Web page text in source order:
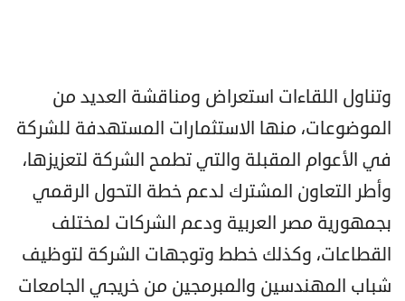
وتناول اللقاءات استعراض ومناقشة العديد من
الموضوعات، منها الاستثمارات المستهدفة للشركة
في الأعوام المقبلة والتي تطمح الشركة لتعزيزها،
وأطر التعاون المشترك لدعم خطة التحول الرقمي
بجمهورية مصر العربية ودعم الشركات لمختلف
القطاعات، وكذلك خطط وتوجهات الشركة لتوظيف
شباب المهندسين والمبرمجين من خريجي الجامعات